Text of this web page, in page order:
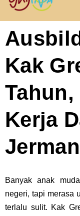
Kak
Kerja
Banyak anak
negeri, tapi merasa
terlalu sulit. Kak